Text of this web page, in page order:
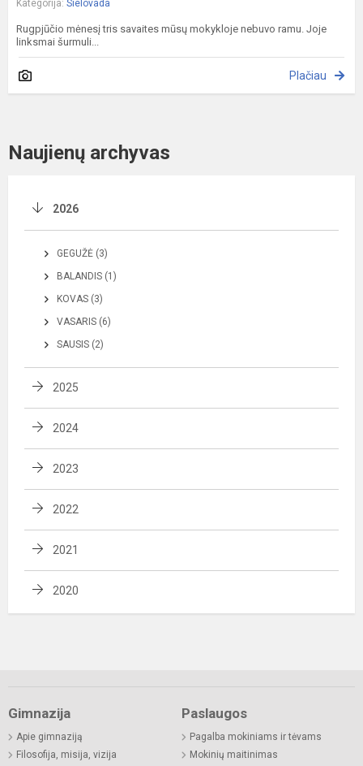
Kategorija: Sielovada
Rugpjūčio mėnesį tris savaites mūsų mokykloje nebuvo ramu. Joje
linksmai šurmuli...
Plačiau
Naujienų archyvas
2026
GEGUŽĖ (3)
BALANDIS (1)
KOVAS (3)
VASARIS (6)
SAUSIS (2)
2025
2024
2023
2022
2021
2020
Gimnazija
Apie gimnaziją
Filosofija, misija, vizija
Paslaugos
Pagalba mokiniams ir tėvams
Mokinių maitinimas